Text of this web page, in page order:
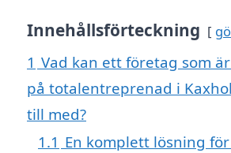
Innehållsförteckning
1 Vad kan ett företag som
på totalentreprenad i
till med?
1.1 En komplett lösning